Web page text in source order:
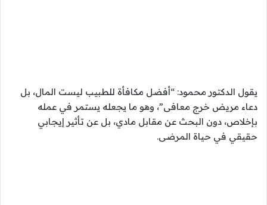
يقول الدكتور محمود: “أفضل مكافأة للطبيب ليست المال، بل
دعاء مريض خرج معافى”، وهو ما يجعله يستمر في عمله
بإخلاص، دون البحث عن مقابل مادي، بل عن تأثير إيجابي
حقيقي في حياة المرضى.